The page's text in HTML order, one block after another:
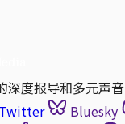
深度报导和多元声音
Twitter Bluesky